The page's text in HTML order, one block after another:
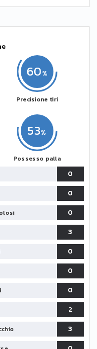
53
Possesso palla
60
Precisione tiri
0
0
0
3
0
0
0
2
3